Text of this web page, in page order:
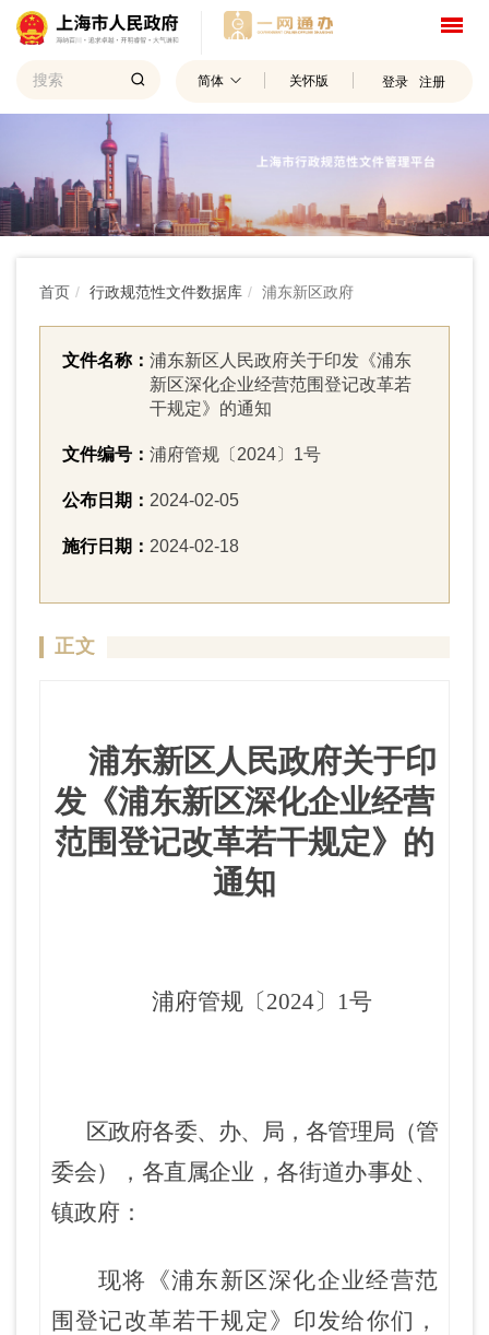
简体 关怀版 登录 注册
首页 行政规范性文件数据库 浦东新区政府
文件名称： 浦东新区人民政府关于印发《浦东
新区深化企业经营范围登记改革若
干规定》的通知
文件编号： 浦府管规〔2024〕1号
公布日期： 2024-02-05
施行日期： 2024-02-18
正文
浦东新区人民政府关于印
发 《浦东新区深化企业经营
范围登记改革若干规定》的
通知
浦府管规〔2024〕 1号
区政府各委、办、局，各管理局（管
委会），各直属企业，各街道办事处、
镇政府 ：
现将《浦东新区深化企业经营范
围登记改革若干规定》印发给你们，